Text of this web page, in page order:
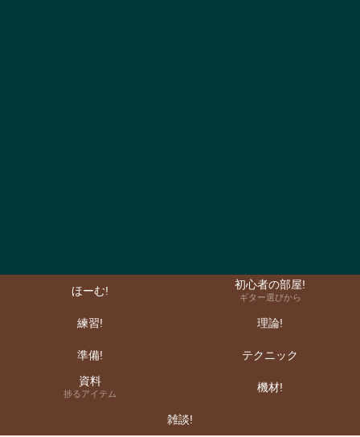
ほーむ! 初心者の部屋!
ギター選びから
練習! 理論!
準備!
テクニック
資料
捗るアイテム 機材!
雑談!